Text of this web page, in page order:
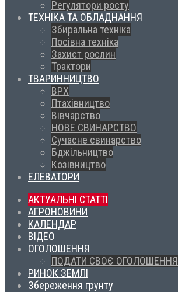
Регулятори росту
ТЕХНІКА ТА ОБЛАДНАННЯ
Збиральна техніка
Посівна техніка
Захист рослин
Трактори
ТВАРИННИЦТВО
ВРХ
Птахівництво
Вівчарство
НОВЕ СВИНАРСТВО
Сучасне свинарство
Бджільництво
Козівництво
ЕЛЕВАТОРИ
АКТУАЛЬНІ СТАТТІ
АГРОНОВИНИ
КАЛЕНДАР
ВІДЕО
ОГОЛОШЕННЯ
ПОДАТИ СВОЄ ОГОЛОШЕННЯ
РИНОК ЗЕМЛІ
Збереження грунту